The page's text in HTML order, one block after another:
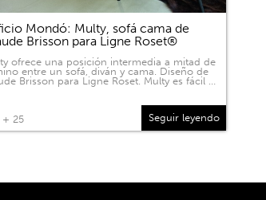
Mondó: Multy, sofá cama de
Brisson para Ligne Roset®
ofrece una posición intermedia a mitad de
entre un sofá, diván y cama. Diseño de
Brisson para Ligne Roset. Multy es fácil …
+ 25 Seguir leyendo